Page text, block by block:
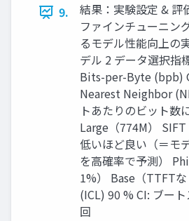
9.
結果：実験設定 & 評
ファインチューニン
るモデル性能向上の
デル 2 データ選択指
Bits-per-Byte (bpb)
Nearest Neighbor
トあたりのビット数
Large（774M） SIFT
低いほど良い（＝モ
を高確率で予測）
1%） Base（TTFT
(ICL) 90 % CI: ブー
回